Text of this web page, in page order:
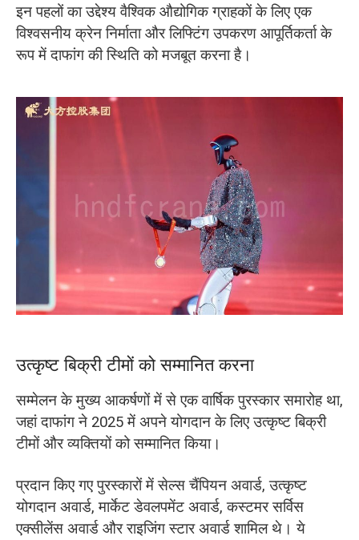
इन पहलों का उद्देश्य वैश्विक औद्योगिक ग्राहकों के लिए एक
विश्वसनीय क्रेन निर्माता और लिफ्टिंग उपकरण आपूर्तिकर्ता के
रूप में दाफांग की स्थिति को मजबूत करना है।
उत्कृष्ट बिक्री टीमों को सम्मानित करना
सम्मेलन के मुख्य आकर्षणों में से एक वार्षिक पुरस्कार समारोह था,
जहां दाफांग ने 2025 में अपने योगदान के लिए उत्कृष्ट बिक्री
टीमों और व्यक्तियों को सम्मानित किया।
प्रदान किए गए पुरस्कारों में सेल्स चैंपियन अवार्ड, उत्कृष्ट
योगदान अवार्ड, मार्केट डेवलपमेंट अवार्ड, कस्टमर सर्विस
एक्सीलेंस अवार्ड और राइजिंग स्टार अवार्ड शामिल थे। ये